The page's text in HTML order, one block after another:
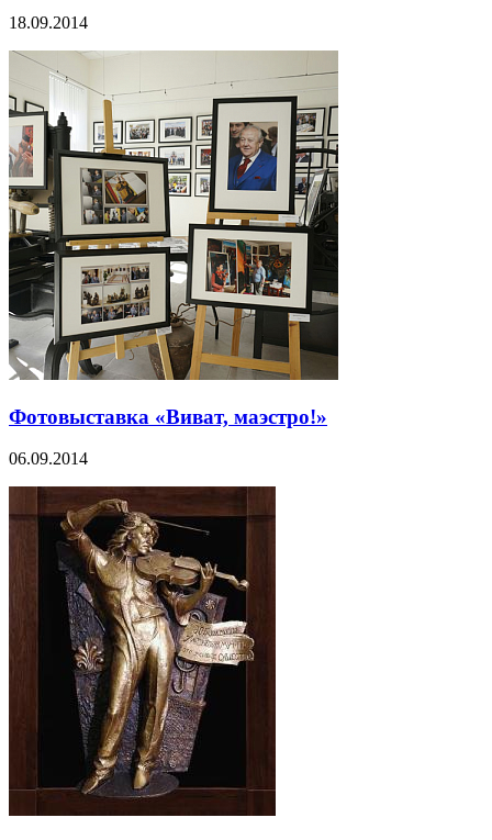
18.09.2014
Фотовыставка «Виват, маэстро!»
06.09.2014